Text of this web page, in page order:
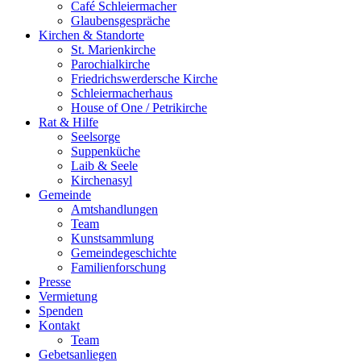
Café Schleiermacher
Glaubensgespräche
Kirchen & Standorte
St. Marienkirche
Parochialkirche
Friedrichswerdersche Kirche
Schleiermacherhaus
House of One / Petrikirche
Rat & Hilfe
Seelsorge
Suppenküche
Laib & Seele
Kirchenasyl
Gemeinde
Amtshandlungen
Team
Kunstsammlung
Gemeindegeschichte
Familienforschung
Presse
Vermietung
Spenden
Kontakt
Team
Gebetsanliegen